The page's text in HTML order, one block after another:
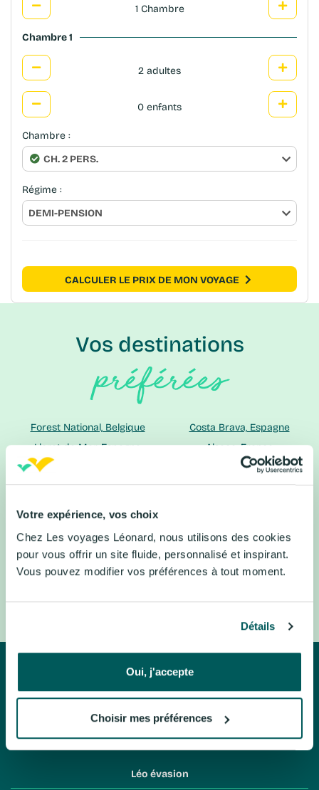
Votre expérience, vos choix
Chez Les voyages Léonard, nous utilisons des cookies
pour vous offrir un site fluide, personnalisé et inspirant.
Vous pouvez modifier vos préférences à tout moment.
Détails
Oui, j'accepte
Choisir mes préférences
1 Chambre
Chambre 1
2 adultes
0 enfants
Chambre :
CH. 2 PERS.
Régime :
DEMI-PENSION
CALCULER LE PRIX DE MON VOYAGE
Vos destinations
préférées
Forest National, Belgique
Costa Brava, Espagne
Lloret de Mar, Espagne
Alsace, France
Disneyland® Paris, France
Normandie, France
Occitanie, France
Paris, France
Vosges, France
Amsterdam, Pays-Bas
Algarve, Portugal
Madère, Portugal
Porto, Portugal
Laponie, Suède
Suisse centrale, Suisse
Léo évasion